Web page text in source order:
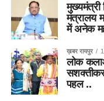
मुख्यमंत्री
मंत्रालय
में अनेक
ख़बर रायपुर
लोक
पहल ..